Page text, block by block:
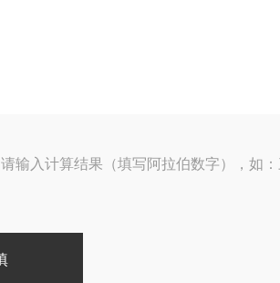
请输入计算结果（填写阿拉伯数字），如